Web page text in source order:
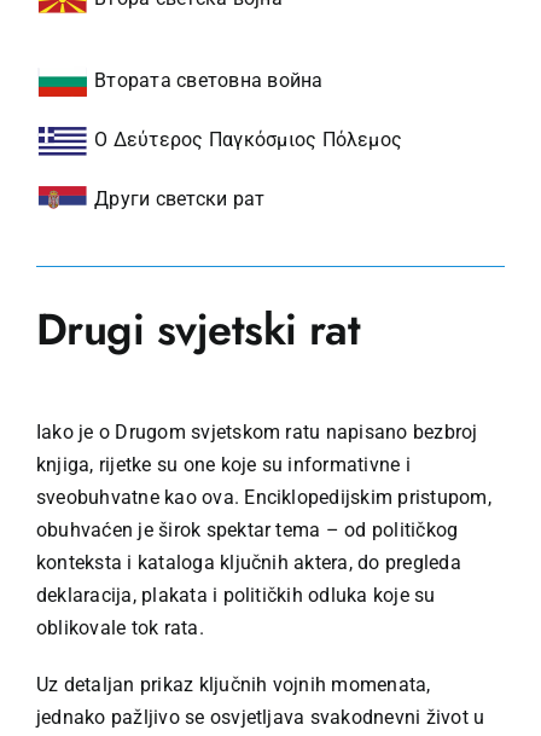
Drugi svjetski rat
Iako je o Drugom svjetskom ratu napisano bezbroj
knjiga, rijetke su one koje su informativne i
sveobuhvatne kao ova. Enciklopedijskim pristupom,
obuhvaćen je širok spektar tema – od političkog
konteksta i kataloga ključnih aktera, do pregleda
deklaracija, plakata i političkih odluka koje su
oblikovale tok rata.
Uz detaljan prikaz ključnih vojnih momenata,
jednako pažljivo se osvjetljava svakodnevni život u
Втората световна война
Ο Δεύτερος Παγκόσμιος Πόλεμος
Други светски рат